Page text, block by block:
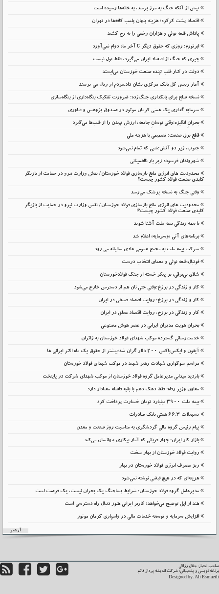
پیش از آنکه جنگ به مرز برسد، به خانه‌ها رسیده است
اقتصاد پشت کرکره؛ هزینه پنهان پلمب کافه‌ها در تهران
پاداش قلعه نوئی و هزاران زخمی را به رخ کشید
ابرتورم؛ روزی که حقوق دیگر تا آخر ماه دوام نمی‌آورد
چیزی که جنگ از اقتصاد ایران می‌گیرد، فقط پول نیست
دولت در کنار قلب تپنده صنعت خوزستان می‌ایستد
آمار رییس کل بانک مرکزی نشان داد:مردم از ریال می ترسند
نسخه صلح برای بانکداری جنگ‌زده؛ ضرورت تفکیک بنگاه‌داری از بنگاه‌سازی
سرمایه گذاری یک همتی کرمان موتور در صندوق پژوهش و فناوری
بحرانِ انگیزه؛وقتی نوسانِ جامعه، ارزشِ تپیدن را از قلب‌ها می‌گیرد
قطع برق صنعت؛ تصمیمی با هزینه ملی
جنوب، زیر دو آتش؛شبی که تمام نمی‌شود
شهروندان فرسوده زیر بار نااطمینانی
محدودیت های انرژی مانع بازسازی فولاد خوزستان/ نقش وزارت نیرو در حمایت از بازیگر
کلیدی صنعت فولاد کشور چیست؟
وقتی جنگ به نسخه پزشک می‌رسد
محدودیت های انرژی مانع بازسازی فولاد خوزستان/ نقش وزارت نیرو در حمایت از بازیگر
کلیدی صنعت فولاد کشور چیست؟!
با بیمه زندگی بیمه ملت آشنا شوید
برنامه‌های آتی «وسرمایه» اعلام شد
شرکت بیمه ملت به مجمع عمومی عادی سالیانه می رود
فوتبال،قلعه نوئی و معمای انتخاب درست
شلاق‌ بی‌برقی، بر پیکر خسته‌ از جنگ فولادخوزستان
کار و زندگی در برزخ؛وقتی حتی نان هم از دسترس خارج می‌شود
کار و زندگی در برزخ؛ روایت اقتصاد قسطی در ایران
کار و زندگی در برزخ: روایت اقتصاد معلق در ایران
بحران هویت مدیران ایرانی در عصر هوش مصنوعی
خدمت‌رسانی گسترده موکب شهدای فولاد خوزستان به زائران
آیفون و ایکس‌باکس ۲۰۰ دلار گران شد؛بیشتر از حقوق یک ماه اکثر ایرانی ها
مراسم سوگواری شهادت رهبر شهید در موکب شهدای فولاد خوزستان
بازدید میدانی مدیرعامل گروه فولاد خوزستان از موکب شهدای شرکت در پایتخت
معاون وزیر رفاه: فقط دهک دهم با بقیه فاصله معنادار دارد
بیمه ملت 3900 میلیارد تومان خسارت پرداخت کرد
تسهیلات 66.3 همتی بانک صادرات
پیام رئیس گروه مالی گردشگری به مناسبت روز صنعت و معدن
بازار کار ایران؛ چهار قربانی که آمار بیکاری پنهانشان می‌کند
روایت فولاد خوزستان از بهار سخت
ریز مصرف انرژی فولاد خوزستان در بهار
هزینه‌ای که در هیچ قبضی نوشته نمی‌شود
مدیرعامل گروه فولاد خوزستان: شرایط پساجنگ یک بحران نیست، یک فرصت است
هند از اپل توضیح می‌خواهد؛ کاربر ایرانی هنوز دنبال راه دسترسی است
افزایش سرمایه و توسعه خدمات مالی در واسپاری کرمان موتور
آرشیو
امتیاز: جلال رزاقی
نویسی و پشتیبانی: شرکت اندیشه پرداز قائم
Designed by: Ali